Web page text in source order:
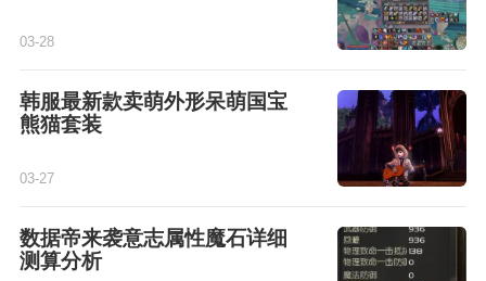
03-28
韩服最新款卖萌外形呆萌国宝
熊猫套装
03-27
数据帝来袭意志属性魔石详细
测算分析